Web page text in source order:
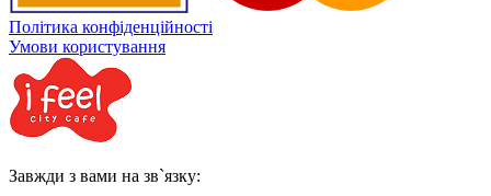
Політика конфіденційності
Умови користування
Завжди з вами на зв`язку: